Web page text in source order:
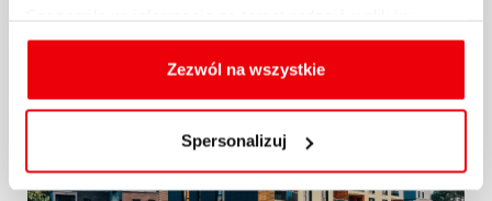
cookies, celu i sposobu korzystania z nich przez nas
oraz zmiany ustawień plików cookies a także ich
usuwania z przeglądarki internetowej, znajdują się
Zezwól na wszystkie
Spersonalizuj